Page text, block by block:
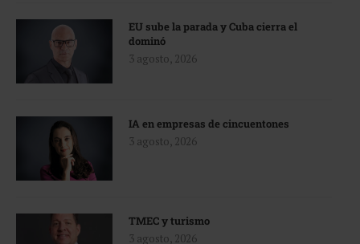
EU sube la parada y Cuba cierra el
dominó
3 agosto, 2026
IA en empresas de cincuentones
3 agosto, 2026
TMEC y turismo
3 agosto, 2026